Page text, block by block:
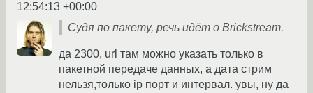
12:54:13 +00:00
Судя по пакету, речь идёт о Brickstream.
да 2300, url там можно указать только в
пакетной передаче данных, а дата стрим
нельзя,только ip порт и интервал. увы, ну да